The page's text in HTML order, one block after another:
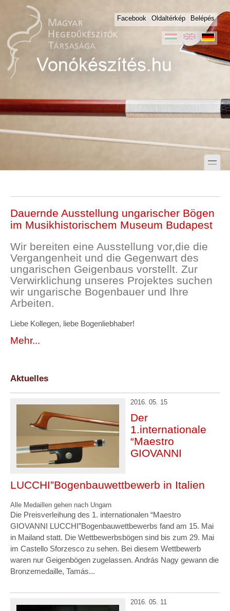
Skip to main content
Skip to search
Facebook
Oldaltérkép Belépés
toggle
Dauernde Ausstellung ungarischer Bögen
im Musikhistorischem Museum Budapest
Wir bereiten eine Ausstellung vor,die die
Vergangenheit und die Gegenwart des
ungarischen Geigenbaus vorstellt. Zur
Verwirklichung unseres Projektes suchen
wir ungarische Bogenbauer und Ihre
Arbeiten.
Liebe Kollegen, liebe Bogenliebhaber!
Mehr...
Aktuelles
2016. 05. 15
Der
1.internationale
“Maestro
GIOVANNI
LUCCHI”Bogenbauwettbewerb in Italien
Alle Medaillen gehen nach Ungarn
Die Preisverleihung des 1. internationalen “Maestro
GIOVANNI LUCCHI”Bogenbauwettbewerbs fand am 15. Mai
in Mailand statt. Die Wettbewerbsbögen sind bis zum 29. Mai
im Castello Sforzesco zu sehen. Bei diesem Wettbewerb
waren nur Geigenbögen zugelassen. András Nagy gewann die
Bronzemedaille, Tamás...
2016. 05. 11